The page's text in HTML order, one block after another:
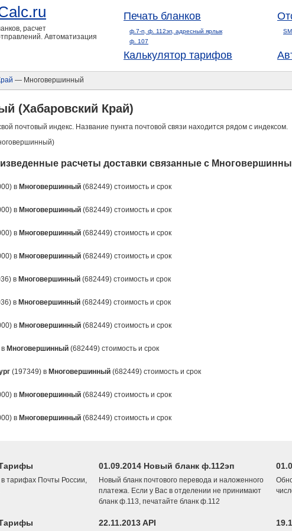
расчет
Автоматизация
Печать бланков
ф.7-п, ф. 112эп, адресный ярлык
ф. 107
Калькулятор тарифов
— Многовершинный
(Хабаровский Край)
почтовый индекс. Название пункта почтовой связи находится рядом с индексом.
расчеты доставки связанные с
в Многовершинный (682449) стоимость и срок
в Многовершинный (682449) стоимость и срок
в Многовершинный (682449) стоимость и срок
в Многовершинный (682449) стоимость и срок
в Многовершинный (682449) стоимость и срок
в Многовершинный (682449) стоимость и срок
в Многовершинный (682449) стоимость и срок
Многовершинный (682449) стоимость и срок
(197349) в Многовершинный (682449) стоимость и срок
в Многовершинный (682449) стоимость и срок
в Многовершинный (682449) стоимость и срок
тарифах Почты России,
01.09.2014 Новый бланк ф.112эп
Новый бланк почтового перевода и наложенного
платежа. Если у Вас в отделении не принимают
бланк ф.113, печатайте бланк ф.112
22.11.2013 API